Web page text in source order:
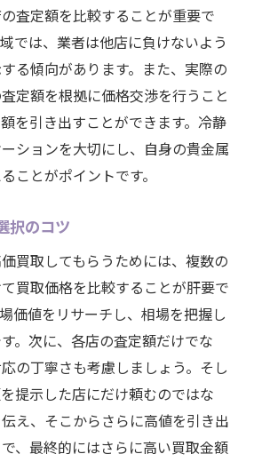
査定額を比較することが重要で
では、業者は他店に負けないよう
る傾向があります。また、実際の
定額を根拠に価格交渉を行うこと
を引き出すことができます。冷静
ションを大切にし、自身の貴金属
ことがポイントです。
択のコツ
買取してもらうためには、複数の
買取価格を比較することが肝要で
価値をリサーチし、相場を把握し
。次に、各店の査定額だけでな
の丁寧さも考慮しましょう。そし
提示した店にだけ頼むのではな
え、そこからさらに高値を引き出
、最終的にはさらに高い買取金額